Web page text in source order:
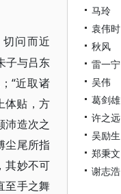
问而近
子与吕东
“近取诸
体贴，方
沛造次之
尘尾所指
其妙不可
至手之舞
马玲
袁伟时
秋风
雷一宁
吴伟
葛剑雄
许之远
吴励生
郑秉文
谢志浩